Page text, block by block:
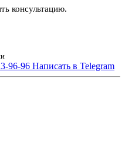
консультацию.
96-96 Написать в Telegram